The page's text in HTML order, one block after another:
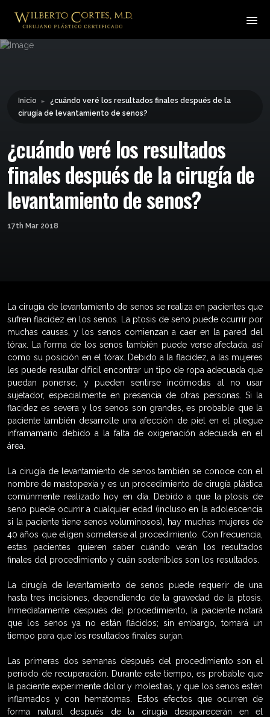
Leyendo: ¿cuándo veré los resultados
finales después de la cirugía
Inicio ►
¿cuándo veré los resultados finales después de la
cirugía de levantamiento de senos?
¿cuándo veré los resultados
finales después de la cirugía de
levantamiento de senos?
17th Mar 2018
La cirugía de levantamiento de senos se realiza en pacientes que
sufren flacidez en los senos. La ptosis de seno puede ocurrir por
muchas causas, y los senos comienzan a caer en la pared del
tórax. La forma de los senos también puede verse afectada, así
como su posición en el tórax. Debido a la flacidez, a las mujeres
les puede resultar difícil encontrar un tipo de ropa adecuada que
puedan ponerse, y pueden sentirse incómodas al no usar
sujetador, especialmente en presencia de otras personas. Si la
flacidez es severa y los senos son grandes, es probable que la
paciente también desarrolle una afección de piel en el pliegue
inframamario debido a la falta de oxigenación adecuada en el
área.
La cirugía de levantamiento de senos también se conoce con el
nombre de mastopexia y es un procedimiento de cirugía plástica
comúnmente realizado hoy en día. Debido a que la ptosis de
seno puede ocurrir a cualquier edad (incluso en la adolescencia
si la paciente tiene senos voluminosos), hay muchas mujeres de
40 años que eligen someterse al procedimiento. Con frecuencia,
estas pacientes quieren saber cuándo verán los resultados
finales del procedimiento y cuán sostenibles son los resultados.
La cirugía de levantamiento de senos puede requerir de una
hasta tres incisiones, dependiendo de la gravedad de la ptosis.
Inmediatamente después del procedimiento, la paciente notará
que los senos ya no están flácidos; sin embargo, tomará un
tiempo para que los resultados finales surjan.
Las primeras dos semanas después del procedimiento son el
período de recuperación. Durante este tiempo, es probable que
la paciente experimente dolor y molestias, y que los senos estén
inflamados y con hematomas. Estos efectos que ocurren de
forma natural después de la cirugía desaparecerán en el